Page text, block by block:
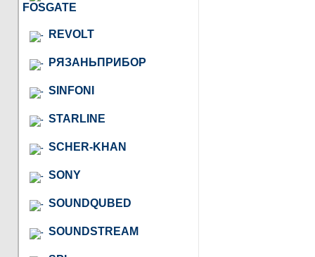
FOSGATE
REVOLT
РЯЗАНЬПРИБОР
SINFONI
STARLINE
SCHER-KHAN
SONY
SOUNDQUBED
SOUNDSTREAM